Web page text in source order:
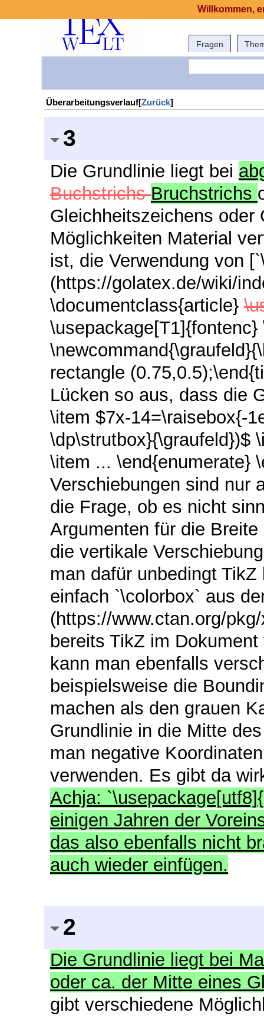
Fragen
Überarbeitungsverlauf[Zurück]
3
Die Grundlinie liegt bei
BuchstrichsBruchstrichs
Gleichheitszeichens oder
Möglichkeiten Material
ist, die Verwendung von
(https://golatex.de/wiki/
\documentclass{article}
rectangle
Lücken so aus, dass die
\item $7x-14=\raisebox{-
\dp\strutbox}{\graufeld})$
\item ... \end{enumerate}
Verschiebungen sind nur
die Frage, ob es nicht
Argumenten für die
die vertikale
man dafür unbedingt
einfach `\colorbox` aus
(https://www.ctan.org/
bereits TikZ im
kann man ebenfalls
beispielsweise die
machen als den grauen
Grundlinie in die Mitte
man negative
verwenden. Es gibt da
Achja:
einigen Jahren der
das also ebenfalls nicht
auch wieder einfügen.
2
Die Grundlinie liegt bei
oder ca. der Mitte eines
gibt verschiedene
Willkommen,